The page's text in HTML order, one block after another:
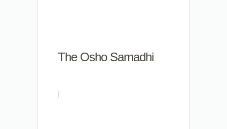
The Osho Samadhi